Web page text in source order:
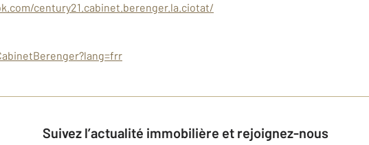
century21.cabinet.berenger.la.ciotat/
Suivez l’actualité immobilière et rejoignez-nous